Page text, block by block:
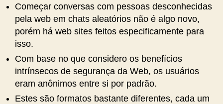
Começar conversas com pessoas desconhecidas
pela web em chats aleatórios não é algo novo,
porém há web sites feitos especificamente para
isso.
Com base no que considero os benefícios
intrínsecos de segurança da Web, os usuários
eram anônimos entre si por padrão.
Estes são formatos bastante diferentes, cada um